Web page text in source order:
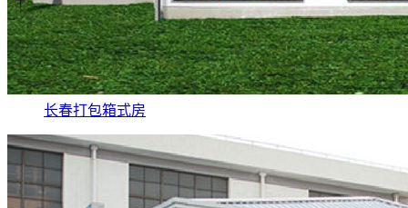
长春打包箱式房